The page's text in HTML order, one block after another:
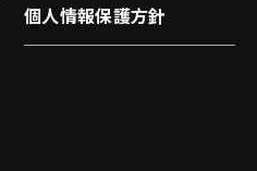
個人情報保護方針